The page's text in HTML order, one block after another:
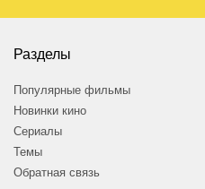
Разделы
Популярные фильмы
Новинки кино
Сериалы
Темы
Обратная связь